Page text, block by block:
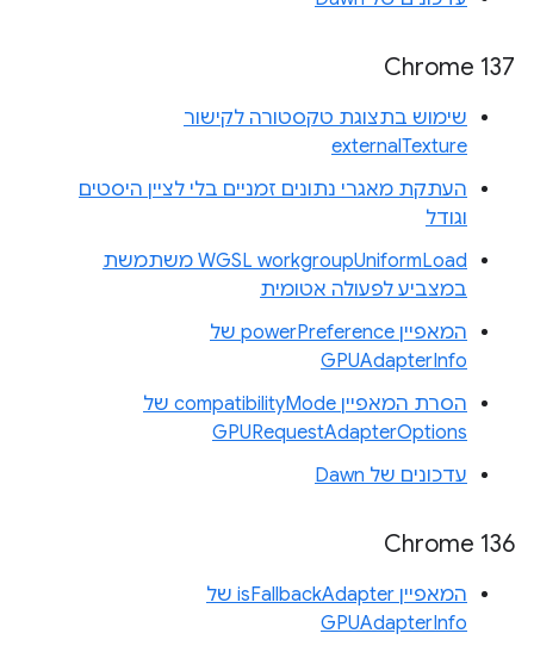
Chrome 137
שימוש בתצוגת טקסטורה לקישור
externalTexture
העתקת מאגרי נתונים זמניים בלי לציין היסטים
וגודל
WGSL workgroupUniformLoad משתמשת
במצביע לפעולה אטומית
המאפיין powerPreference של
GPUAdapterInfo
הסרת המאפיין compatibilityMode של
GPURequestAdapterOptions
עדכונים של Dawn
Chrome 136
המאפיין isFallbackAdapter של
GPUAdapterInfo